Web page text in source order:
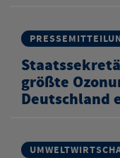
größte
Deutschland